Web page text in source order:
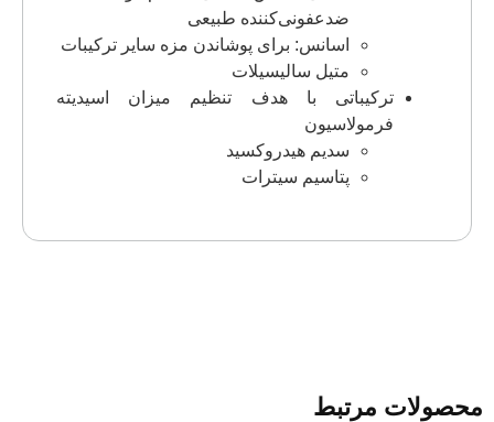
ضدعفونی‌کننده طبیعی
اسانس: برای پوشاندن مزه سایر ترکیبات
متیل سالیسیلات
ترکیباتی با هدف تنظیم میزان اسیدیته
فرمولاسیون
سدیم هیدروکسید
پتاسیم سیترات
محصولات مرتبط